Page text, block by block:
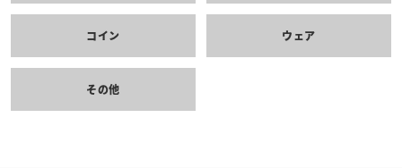
コイン ウェア
その他